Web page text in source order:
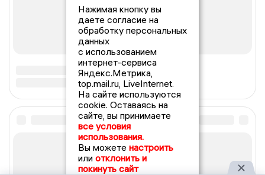
Нажимая кнопку вы
даете согласие на
обработку персональных
данных
с использованием
интернет-сервиса
Яндекс.Метрика,
top.mail.ru, LiveInternet.
На сайте используются
cookie. Оставаясь на
сайте, вы принимаете
все условия
использования.
Вы можете настроить
или отклонить и
покинуть сайт